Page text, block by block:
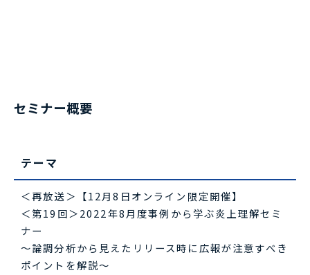
セミナー概要
テーマ
＜再放送＞【12月8日オンライン限定開催】
＜第19回＞2022年8月度事例から学ぶ炎上理解セミ
ナー
～論調分析から見えたリリース時に広報が注意すべき
ポイントを解説～